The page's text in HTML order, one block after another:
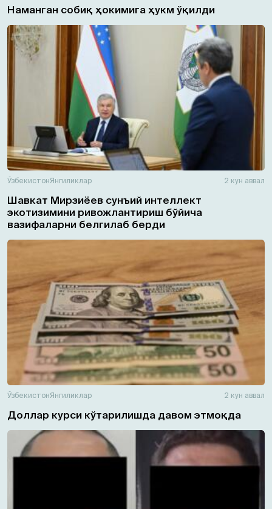
Наманган собиқ ҳокимига ҳукм ўқилди
ЎзбекистонЯнгиликлар 2 кун аввал
Шавкат Мирзиёев сунъий интеллект
экотизимини ривожлантириш бўйича
вазифаларни белгилаб берди
ЎзбекистонЯнгиликлар 2 кун аввал
Доллар курси кўтарилишда давом этмоқда